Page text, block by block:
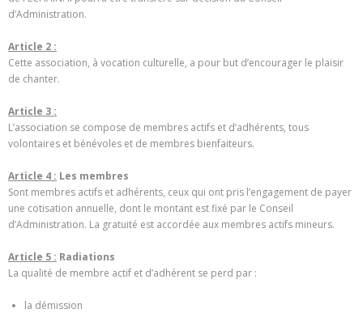
d’Administration.
Article 2 :
Cette association, à vocation culturelle, a pour but d’encourager le plaisir
de chanter.
Article 3 :
L’association se compose de membres actifs et d’adhérents, tous
volontaires et bénévoles et de membres bienfaiteurs.
Article 4 : Les membres
Sont membres actifs et adhérents, ceux qui ont pris l’engagement de payer
une cotisation annuelle, dont le montant est fixé par le Conseil
d’Administration. La gratuité est accordée aux membres actifs mineurs.
Article 5 : Radiations
La qualité de membre actif et d’adhérent se perd par :
la démission